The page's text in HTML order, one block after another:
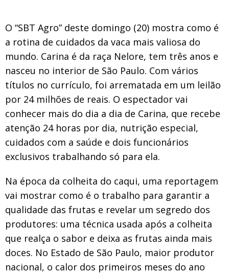
O “SBT Agro” deste domingo (20) mostra como é
a rotina de cuidados da vaca mais valiosa do
mundo. Carina é da raça Nelore, tem três anos e
nasceu no interior de São Paulo. Com vários
títulos no currículo, foi arrematada em um leilão
por 24 milhões de reais. O espectador vai
conhecer mais do dia a dia de Carina, que recebe
atenção 24 horas por dia, nutrição especial,
cuidados com a saúde e dois funcionários
exclusivos trabalhando só para ela.
Na época da colheita do caqui, uma reportagem
vai mostrar como é o trabalho para garantir a
qualidade das frutas e revelar um segredo dos
produtores: uma técnica usada após a colheita
que realça o sabor e deixa as frutas ainda mais
doces. No Estado de São Paulo, maior produtor
nacional, o calor dos primeiros meses do ano